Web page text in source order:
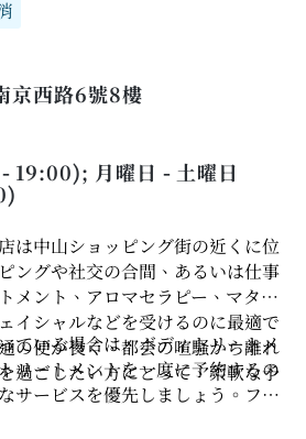
京西路6號8樓
19:00); 月曜日 - 土曜日
は中山ショッピング街の近くに位
ングや社交の合間、あるいは仕事
メント、アロマセラピー、マタニ
イシャルなどを受けるのに最適で
の便が良く、都会の喧騒から離れ
過ごしたい方にとって、柔軟な予
ている場合は、ボディトリートメ
リートメントを一度に予約するの
サービスを優先しましょう。フェ
ず肌の状態を伝え、マッサージの